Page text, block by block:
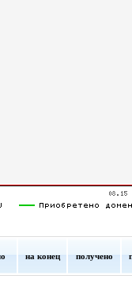
на конец получено